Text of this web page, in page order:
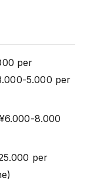
per
5.000 per
8.000
per